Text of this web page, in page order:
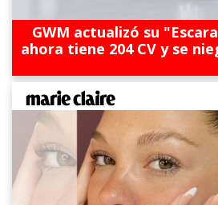
GWM actualizó su
ahora tiene 204 CV y se